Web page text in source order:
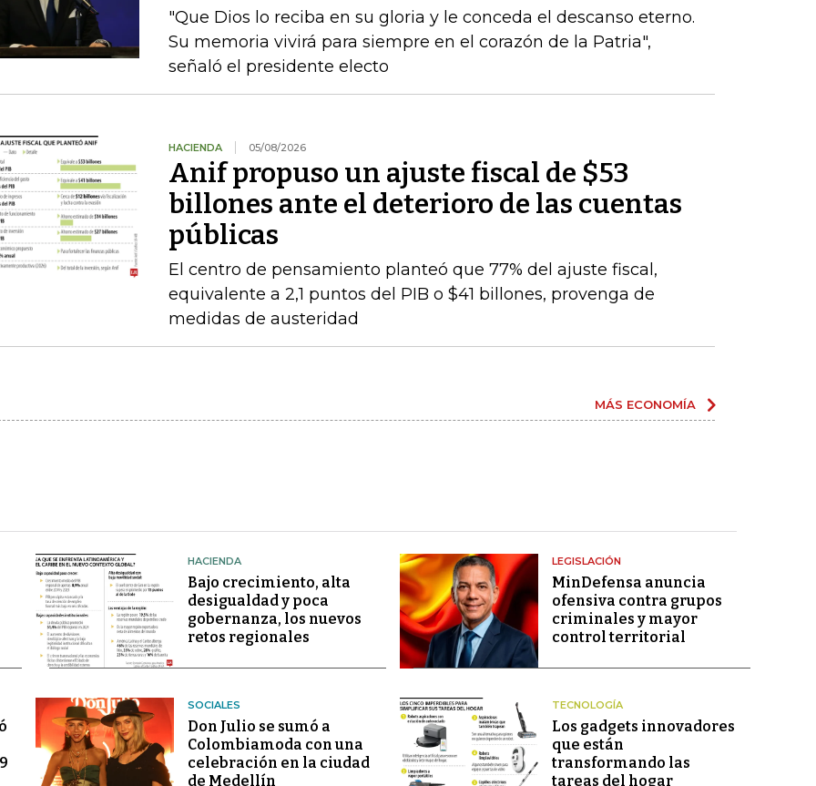
"Que Dios lo reciba en su gloria y le conceda el descanso eterno.
Su memoria vivirá para siempre en el corazón de la Patria",
señaló el presidente electo
HACIENDA 05/08/2026
Anif propuso un ajuste fiscal de $53
billones ante el deterioro de las cuentas
públicas
El centro de pensamiento planteó que 77% del ajuste fiscal,
equivalente a 2,1 puntos del PIB o $41 billones, provenga de
medidas de austeridad
MÁS ECONOMÍA
HACIENDA
Bajo crecimiento, alta
desigualdad y poca
gobernanza, los nuevos
retos regionales
LEGISLACIÓN
MinDefensa anuncia
ofensiva contra grupos
criminales y mayor
control territorial
SOCIALES
Don Julio se sumó a
Colombiamoda con una
celebración en la ciudad
de Medellín
TECNOLOGÍA
Los gadgets innovadores
que están
transformando las
tareas del hogar